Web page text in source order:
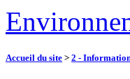
Accueil du site > 2 -